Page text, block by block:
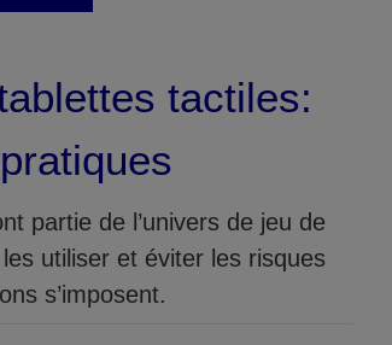
tactiles:
partie de l’univers de jeu de
utiliser et éviter les risques
s’imposent.